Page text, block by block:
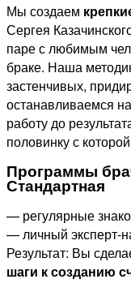
Мы создаем
Сергея
паре с любимым
браке. Наша
застенчивых,
останавливаемся
работу до
половинку с
Программы
Стандартная
— регулярные
— личный эксперт-
Результат: Вы
шаги к созданию